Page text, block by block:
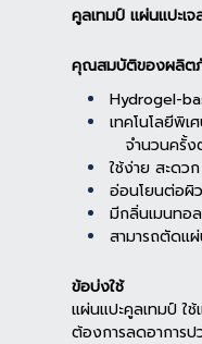
คูลเทมป์ แผ่นแปะเ
คุณสมบัติของผลิต
Hydrogel-
เทคโนโลยีพิ
จำนวนครั้งตล
ใช้ง่าย สะดว
อ่อนโยนต่อผิว
มีกลิ่นเมนทอ
สามารถตัดแ
ข้อบ่งใช้
แผ่นแปะคูลเทมป์ ใ
ต้องการลดอาการป